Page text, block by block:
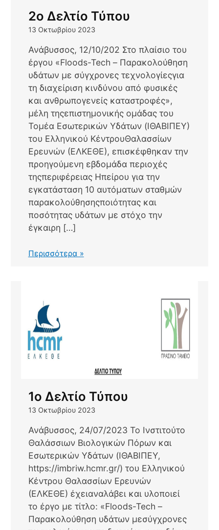
2ο Δελτίο Τύπου
13 Οκτωβρίου 2023
Ανάβυσσος, 12/10/202 Στο πλαίσιο του
έργου «Floods-Tech – Παρακολούθηση
υδάτων με σύγχρονες τεχνολογίεςγια
τη διαχείριση κινδύνου από φυσικές
και ανθρωπογενείς καταστροφές»,
μέλη τηςεπιστημονικής ομάδας του
Τομέα Εσωτερικών Υδάτων (ΙΘΑΒΙΠΕΥ)
του Ελληνικού ΚέντρουΘαλασσίων
Ερευνών (ΕΛΚΕΘΕ), επισκέφθηκαν την
προηγούμενη εβδομάδα περιοχές
τηςπεριφέρειας Ηπείρου για την
εγκατάσταση 10 αυτόματων σταθμών
παρακολούθησηςποιότητας και
ποσότητας υδάτων με στόχο την
έγκαιρη […]
Περισσότερα »2ο
1ο Δελτίο Τύπου
13 Οκτωβρίου 2023
Ανάβυσσος, 24/07/2023 Το Ινστιτούτο
Θαλάσσιων Βιολογικών Πόρων και
Εσωτερικών Υδάτων (ΙΘΑΒΙΠΕΥ,
https://imbriw.hcmr.gr/) του Ελληνικού
Κέντρου Θαλασσίων Ερευνών
(ΕΛΚΕΘΕ) έχειαναλάβει και υλοποιεί
το έργο με τίτλο: «Floods-Tech –
Παρακολούθηση υδάτων μεσύγχρονες